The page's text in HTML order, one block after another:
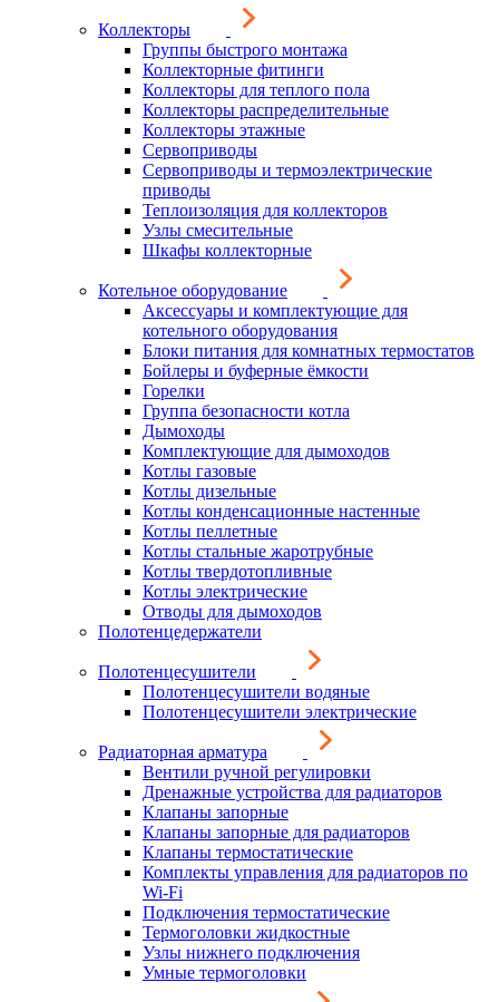
Коллекторы
Группы быстрого монтажа
Коллекторные фитинги
Коллекторы для теплого пола
Коллекторы распределительные
Коллекторы этажные
Сервоприводы
Сервоприводы и термоэлектрические
приводы
Теплоизоляция для коллекторов
Узлы смесительные
Шкафы коллекторные
Котельное оборудование
Аксессуары и комплектующие для
котельного оборудования
Блоки питания для комнатных термостатов
Бойлеры и буферные ёмкости
Горелки
Группа безопасности котла
Дымоходы
Комплектующие для дымоходов
Котлы газовые
Котлы дизельные
Котлы конденсационные настенные
Котлы пеллетные
Котлы стальные жаротрубные
Котлы твердотопливные
Котлы электрические
Отводы для дымоходов
Полотенцедержатели
Полотенцесушители
Полотенцесушители водяные
Полотенцесушители электрические
Радиаторная арматура
Вентили ручной регулировки
Дренажные устройства для радиаторов
Клапаны запорные
Клапаны запорные для радиаторов
Клапаны термостатические
Комплекты управления для радиаторов по
Wi-Fi
Подключения термостатические
Термоголовки жидкостные
Узлы нижнего подключения
Умные термоголовки